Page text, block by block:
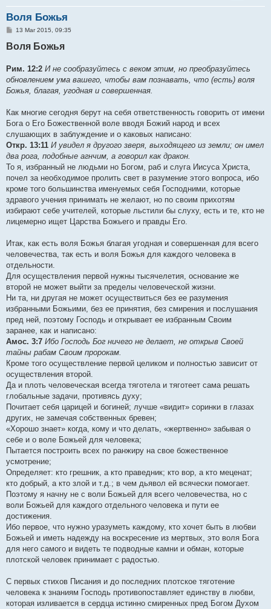
Воля Божья
P
s
t
13 Mar 2015, 09:35
Воля Божья
Рим. 12:2 И не сообразуйтесь с веком этим, но преобразуйтесь
обновлением ума вашего, чтобы вам познавать, что (есть) воля
Божья, благая, угодная и совершенная.
Как многие сегодня берут на себя ответственность говорить от имени
Бога о Его Божественной воле вводя Божий народ и всех
слушающих в заблуждение и о каковых написано:
Откр. 13:11 И увидел я другого зверя, выходящего из земли; он имел
два рога, подобные агнчим, а говорил как дракон.
То я, избранный не людьми но Богом, раб и слуга Иисуса Христа,
почел за необходимое пролить свет в разумение этого вопроса, ибо
кроме того большинства именуемых себя Господними, которые
здравого учения принимать не желают, но по своим прихотям
избирают себе учителей, которые льстили бы слуху, есть и те, кто не
лицемерно ищет Царства Божьего и правды Его.
Итак, как есть воля Божья благая угодная и совершенная для всего
человечества, так есть и воля Божья для каждого человека в
отдельности.
Для осуществления первой нужны тысячелетия, основание же
второй не может выйти за пределы человеческой жизни.
Ни та, ни другая не может осуществиться без ее разумения
избранными Божьими, без ее принятия, без смирения и послушания
пред ней, поэтому Господь и открывает ее избранным Своим
заранее, как и написано:
Амос. 3:7 Ибо Господь Бог ничего не делает, не открыв Своей
тайны рабам Своим пророкам.
Кроме того осуществление первой целиком и полностью зависит от
осуществления второй.
Да и плоть человеческая всегда тяготела и тяготеет сама решать
глобальные задачи, противясь духу;
Почитает себя царицей и богиней; лучше «видит» соринки в глазах
других, не замечая собственных бревен;
«Хорошо знает» когда, кому и что делать, «жертвенно» забывая о
себе и о воле Божьей для человека;
Пытается построить всех по ранжиру на свое божественное
усмотрение;
Определяет: кто грешник, а кто праведник; кто вор, а кто меценат;
кто добрый, а кто злой и т.д.; в чем дьявол ей всячески помогает.
Поэтому я начну не с воли Божьей для всего человечества, но с
воли Божьей для каждого отдельного человека и пути ее
достижения.
Ибо первое, что нужно уразуметь каждому, кто хочет быть в любви
Божьей и иметь надежду на воскресение из мертвых, это воля Бога
для него самого и видеть те подводные камни и обман, которые
плотской человек принимает с радостью.
С первых стихов Писания и до последних плотское тяготение
человека к знаниям Господь противопоставляет единству в любви,
которая изливается в сердца истинно смиренных пред Богом Духом